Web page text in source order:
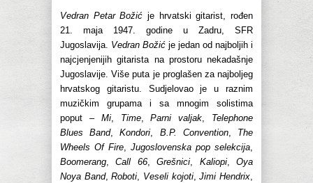
Vedran Petar Božić je hrvatski gitarist, rođen
21. maja 1947. godine u Zadru, SFR
Jugoslavija. Vedran Božić je jedan od najboljih i
najcjenjenijih gitarista na prostoru nekadašnje
Jugoslavije. Više puta je proglašen za najboljeg
hrvatskog gitaristu. Sudjelovao je u raznim
muzičkim grupama i sa mnogim solistima
poput – Mi, Time,Parni valjak, Telephone
Blues Band,Kondori, B.P. Convention, The
Wheels Of Fire, Jugoslovenska pop selekcija,
Boomerang,Call 66,Grešnici, Kaliopi,Oya
Noya Band,Roboti, Veseli kojoti,Jimi Hendrix,